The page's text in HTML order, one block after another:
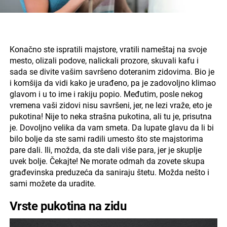
Konačno ste ispratili majstore, vratili nameštaj na svoje
mesto, olizali podove, nalickali prozore, skuvali kafu i
sada se divite vašim savršeno doteranim zidovima. Bio je
i komšija da vidi kako je urađeno, pa je zadovoljno klimao
glavom i u to ime i rakiju popio. Međutim, posle nekog
vremena vaši zidovi nisu savršeni, jer, ne lezi vraže, eto je
pukotina! Nije to neka strašna pukotina, ali tu je, prisutna
je. Dovoljno velika da vam smeta. Da lupate glavu da li bi
bilo bolje da ste sami radili umesto što ste majstorima
pare dali. Ili, možda, da ste dali više para, jer je skuplje
uvek bolje. Čekajte! Ne morate odmah da zovete skupa
građevinska preduzeća da saniraju štetu. Možda nešto i
sami možete da uradite.
Vrste pukotina na zidu